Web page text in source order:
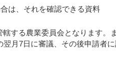
は、それを確認できる資料
する農業委員会となります
月7日に審議、その後申請者に